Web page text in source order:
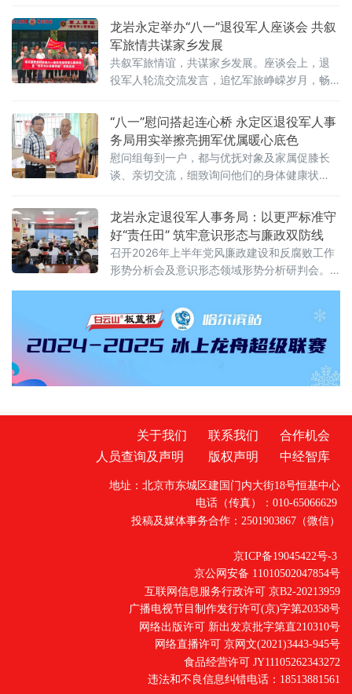
上，职业培训师汤金远围绕退役军人事务员技
能提升，从提高政治站位、夯实专业技能、严
守考核要求、明晰职业发展四个维度进行讲
解。授课内容结合当前退役军
龙岩永定举办“八一”退役军人座谈会 共叙
军旅情共谋家乡发展
共叙军旅情谊，共谋家乡发展。座谈会上，退
役军人轮流交流发言，追忆军旅峥嵘岁月，畅
乡村振
“八一”慰问搭起连心桥 永定区退役军人事
务局用实举擦亮拥军优属暖心底色
慰问组每到一户，都与优抚对象及家属促膝长
谈、亲切交流，细致询问他们的身体健康状
际情况，耐心倾听他们的所思所想、所需所
盼，详细记
龙岩永定退役军人事务局：以更严标准守
好“责任田” 筑牢意识形态与廉政双防线
召开2026年上半年党风廉政建设和反腐败工作
形势分析会及意识形态领域形势分析研判会。
机关全体干部职工参加会议。会议组织学习了
习近平总书记关于全面从严治党和意识形态工
作的重要论述，听取了局领导班子上半年党风
廉政建设和反腐败工作主体责任落实情况汇
关于我们 联系我们
合作机会
人员查询及声明
版权声明 中经智库
地址：北京市东城区建国门内大街18号恒基中心
电话（传真）：010-65066629
投稿及媒体事务合作：2501903867（微信）
京ICP备19045422号-3
京公网安备 11010502047854号
互联网信息服务行政许可 京B2-20213959
广播电视节目制作发行许可(京)字第20358号
网络出版许可 新出发京批字第直210310号
网络直播许可 京网文(2021)3443-945号
食品经营许可 JY11105262343272
违法和不良信息纠错电话：18513881561